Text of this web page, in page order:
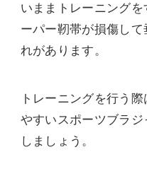
いままトレーニング
ーパー靭帯が損傷し
れがあります。
トレーニングを行う
やすいスポーツブラ
しましょう。